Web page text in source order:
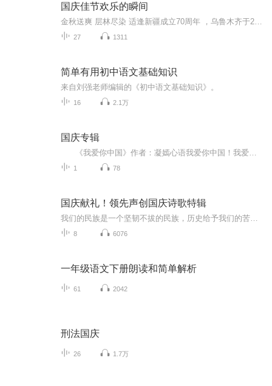
国庆佳节欢乐的瞬间
27 1311
简单有用初中语文基础知识
来自刘强老师编辑的《初中语文基础知识》。
16 2.1万
国庆专辑
1 78
国庆献礼！领先声创国庆诗歌特辑
8 6076
一年级语文下册朗读和简单解析
61 2042
刑法国庆
26 1.7万